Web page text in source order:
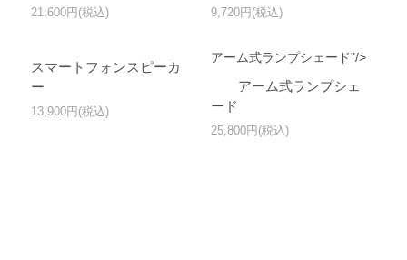
21,600円(税込) 9,720円(税込)
スマートフォンスピーカ
ー
13,900円(税込)
アーム式ランプシェード"/>
アーム式ランプシェ
ード
25,800円(税込)